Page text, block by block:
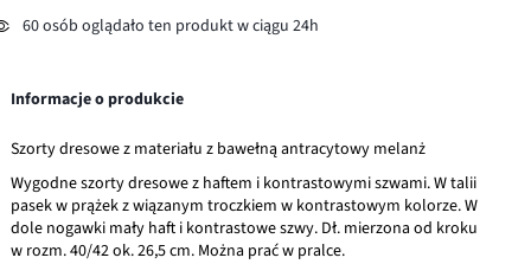
60 osób oglądało ten produkt w ciągu 24h
Informacje o produkcie
Szorty dresowe z materiału z bawełną antracytowy melanż
Wygodne szorty dresowe z haftem i kontrastowymi szwami. W talii
pasek w prążek z wiązanym troczkiem w kontrastowym kolorze. W
dole nogawki mały haft i kontrastowe szwy. Dł. mierzona od kroku
w rozm. 40/42 ok. 26,5 cm. Można prać w pralce.